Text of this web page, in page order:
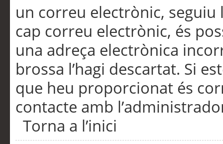
un correu electrònic,
cap correu electrònic, és
una adreça electrònica
brossa l’hagi descartat. Si
que heu proporcionat és
contacte amb
Torna a l’inici